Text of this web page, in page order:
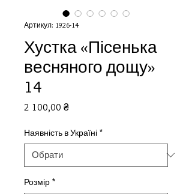
Артикул: 1926-14
Хустка «Пісенька
весняного дощу»
14
2 100,00 ₴Ціна
Наявність в Україні *
Розмір *